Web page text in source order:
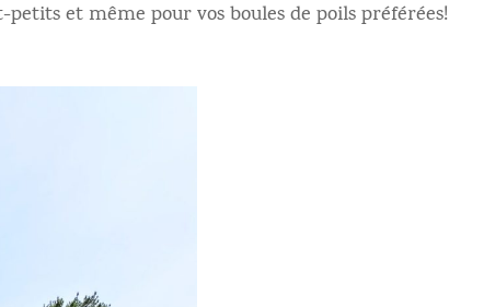
et même pour vos boules de poils préférées!